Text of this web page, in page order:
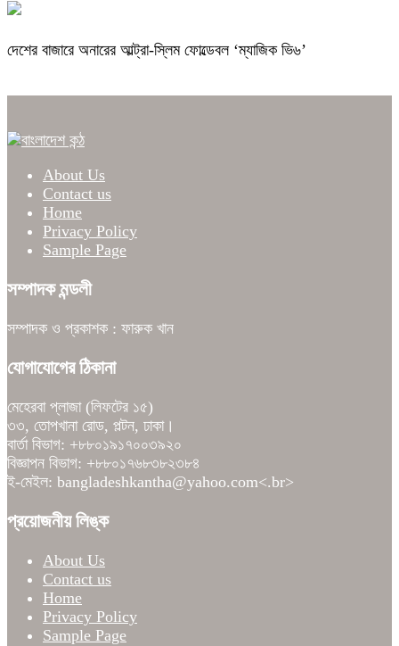
দেশের বাজারে অনারের আল্ট্রা-স্লিম ফোল্ডেবল ‘ম্যাজিক ভি৬’
About Us
Contact us
Home
Privacy Policy
Sample Page
সম্পাদক মন্ডলী
সম্পাদক ও প্রকাশক : ফারুক খান
যোগাযোগের ঠিকানা
মেহেরবা প্লাজা (লিফটের ১৫)
৩৩, তোপখানা রোড, পল্টন, ঢাকা।
বার্তা বিভাগ: +৮৮০১৯১৭০০৩৯২০
বিজ্ঞাপন বিভাগ: +৮৮০১৭৬৮৩৮২৩৮৪
ই-মেইল: bangladeshkantha@yahoo.com<.br>
প্রয়োজনীয় লিঙ্ক
About Us
Contact us
Home
Privacy Policy
Sample Page